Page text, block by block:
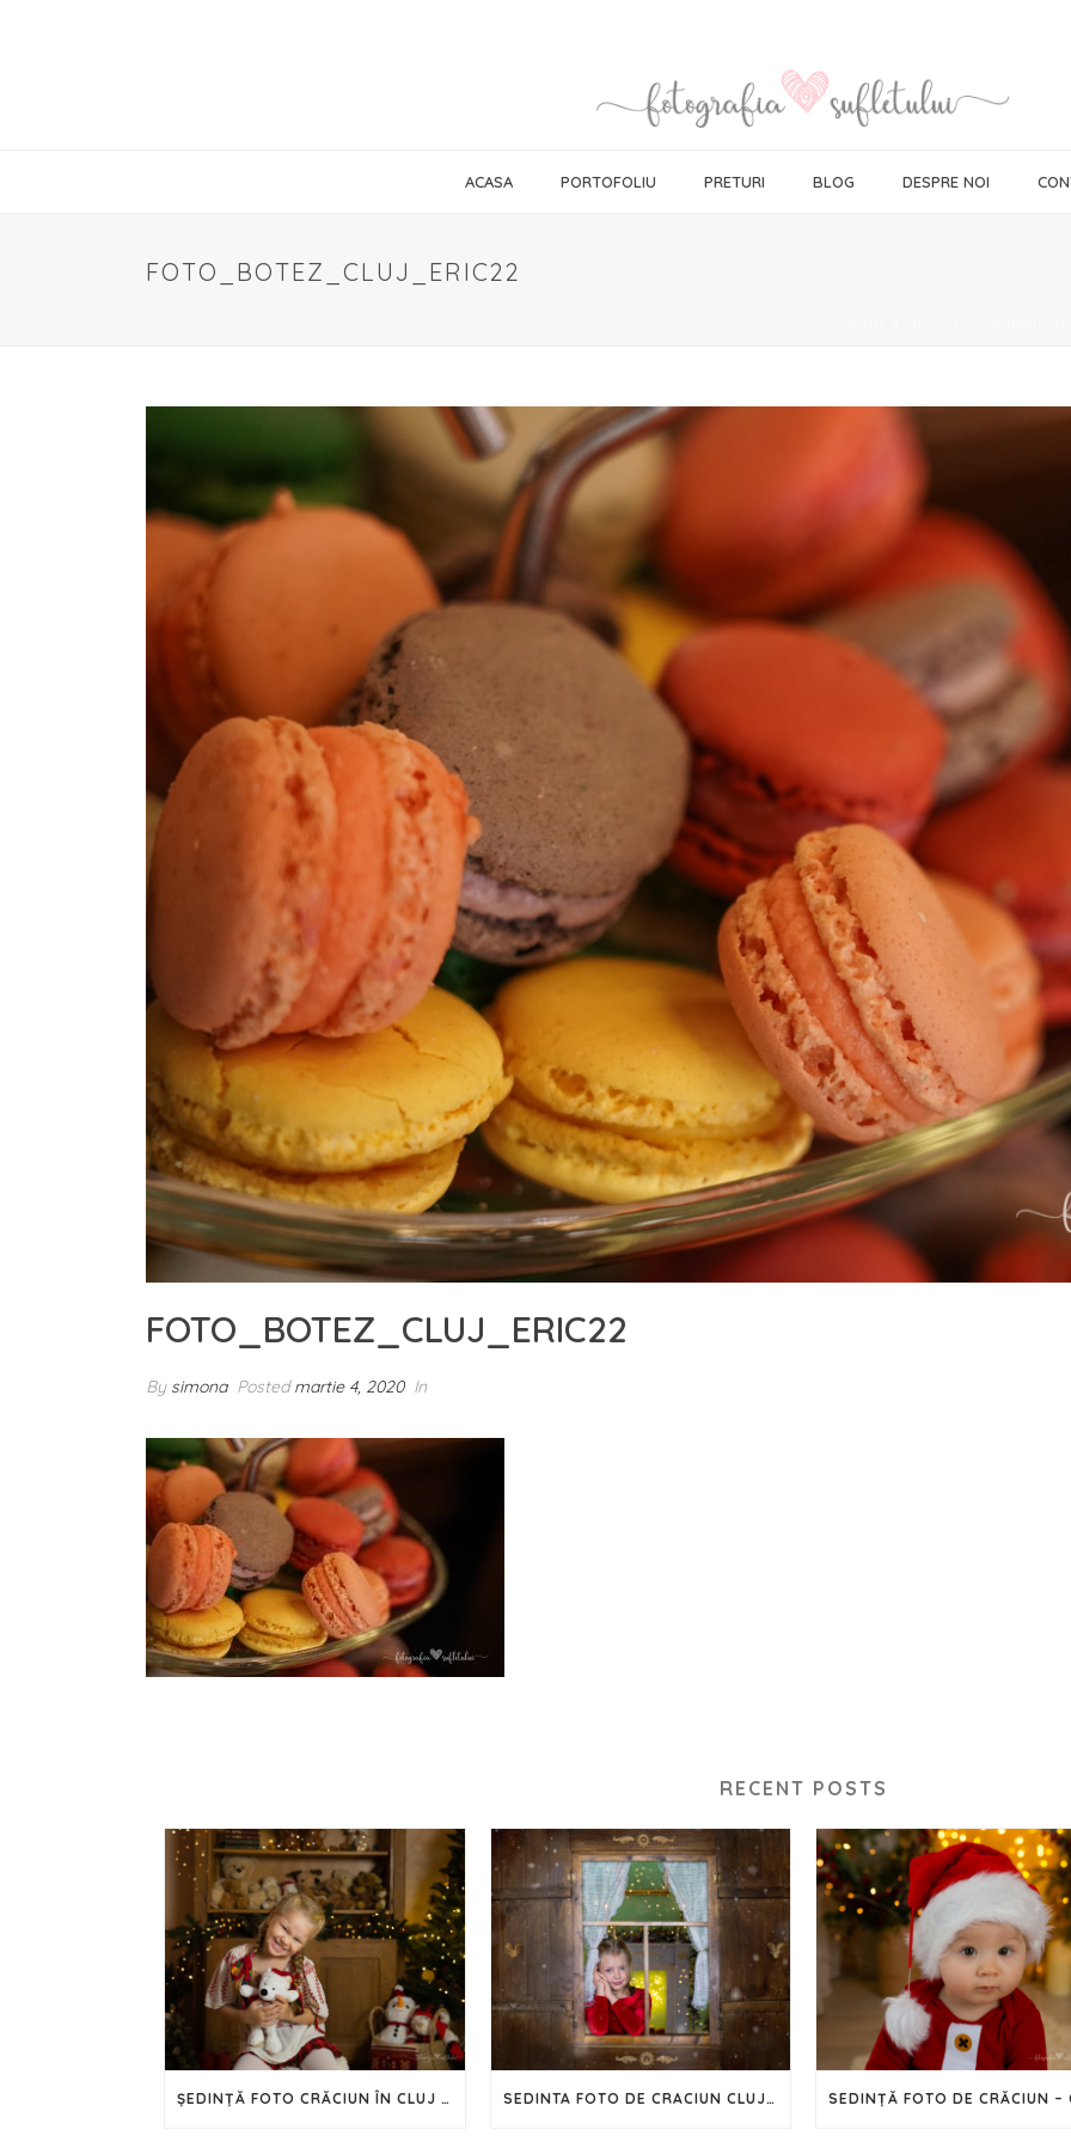
ACASA PORTOFOLIU PRETURI BLOG DESPRE NOI
FOTO_BOTEZ_CLUJ_ERIC22
FOTO_BOTEZ_CLUJ_ERIC22
By simona Postedmartie 4, 2020 In
RECENT POSTS
ȘEDINȚĂ FOTO CRĂCIUN ÎN CLUJ – 2024 SEDINTA FOTO DE CRACIUN CLUJ – 2023